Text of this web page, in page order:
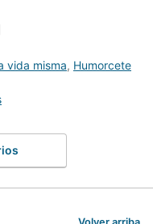
vida misma, Humorcete